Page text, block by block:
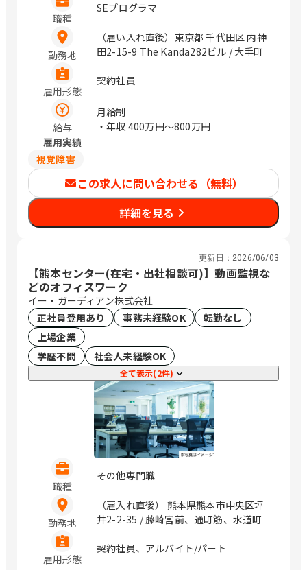
職種
SEプログラマ
勤務地
（雇い入れ直後）東京都 千代田区 内神
田2-15-9 The Kanda282ビル / 大手町
雇用形態
契約社員
給与
月給制
・年収 400万円〜800万円
雇用実績
視覚障害
この求人に問い合わせる（無料）
詳細を見る
更新日： 2026/06/03
【熊本センター(在宅・出社相談可)】動画監視な
どのオフィスワーク
イー・ガーディアン株式会社
正社員登用あり
事務未経験OK
転勤なし
上場企業
学歴不問
社会人未経験OK
全て表示(2件)
職種
その他専門職
勤務地
（雇入れ直後） 熊本県熊本市中央区坪
井2-2-35 / 藤崎宮前、通町筋、水道町
雇用形態
契約社員、アルバイト/パート